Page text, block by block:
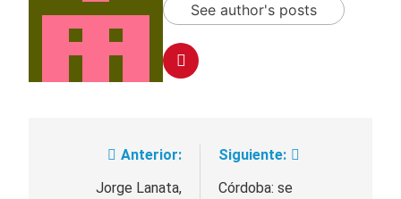
See author's posts
Navegación
Anterior:
Jorge Lanata,
Siguiente:
Córdoba: se